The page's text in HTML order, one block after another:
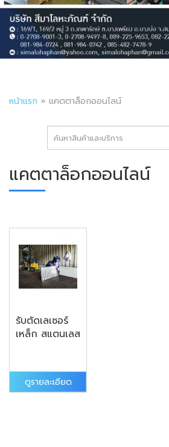
หน้าแรก » แคตตาล็อกออนไลน์
แคตตาล็อกออนไลน์
รับตัดเลเซอร์
เหล็ก สแตนเลส
ดูรายละเอียด